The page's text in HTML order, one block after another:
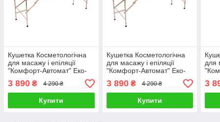
Кушетка Косметологічна
для масажу і епіляції
"Комфорт-Автомат" Еко-
Шкіра 185*60*75
3 890 ₴ 4 290 ₴
Купити
Кушетка Косметологічна
для масажу і епіляції
"Комфорт-Автомат" Еко-
Шкіра 185*60*75
3 890₴ 4 290 ₴
Купити
для
3